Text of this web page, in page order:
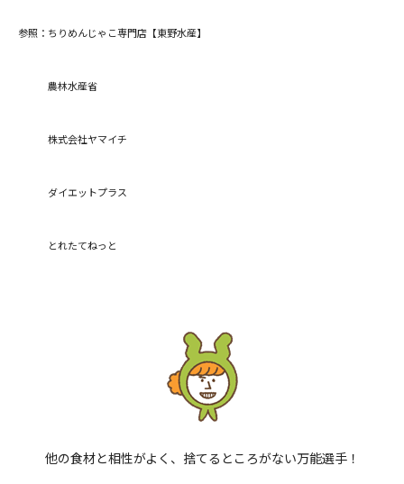
参照： ちりめんじゃこ専門店【東野水産】
農林水産省
株式会社ヤマイチ
ダイエットプラス
とれたてねっと
他の食材と相性がよく、捨てるところがない万能選手！